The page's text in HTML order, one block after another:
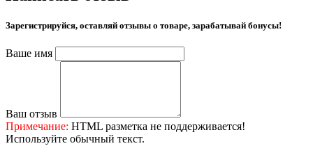
Зарегистрируйся, оставляй отзывы о товаре, зарабатывай бонусы!
Ваше имя
Ваш отзыв
Примечание: HTML разметка не поддерживается!
Используйте обычный текст.